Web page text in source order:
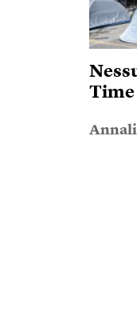
Time